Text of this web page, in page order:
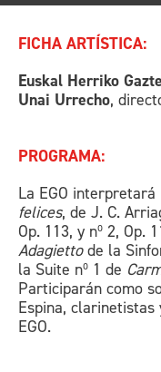
FICHA ARTÍSTICA:
Euskal Herriko
Unai Urrecho,
PROGRAMA:
La EGO
felices, de J. C.
Op. 113, y nº 2, Op.
Adagiettode la
la Suite nº 1 de
Participarán como
Espina,
EGO.